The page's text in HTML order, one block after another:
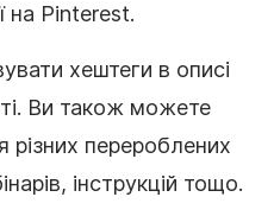
на Pinterest.
хештеги в описі
Ви також можете
різних перероблених
інструкцій тощо.